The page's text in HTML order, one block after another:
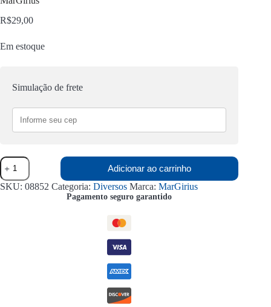
R$29,00
Em estoque
Simulação de frete
Relé
Fotoeletrônico
Compacto
500W
Adicionar ao carrinho
SKU: 08852 Categoria: Diversos Marca: MarGirius
Pagamento seguro garantido